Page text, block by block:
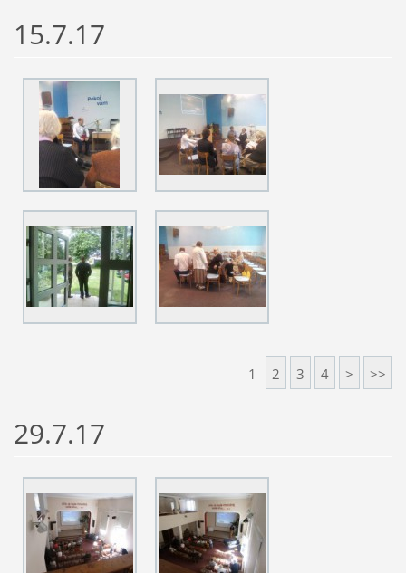
15.7.17
1 2 3 4 > >>
29.7.17